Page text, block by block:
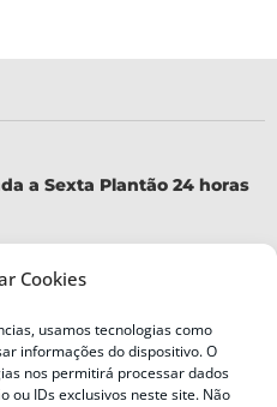
Cookies
usamos tecnologias como
informações do dispositivo. O
nos permitirá processar dados
ou IDs exclusivos neste site. Não
a Sexta Plantão 24 horas